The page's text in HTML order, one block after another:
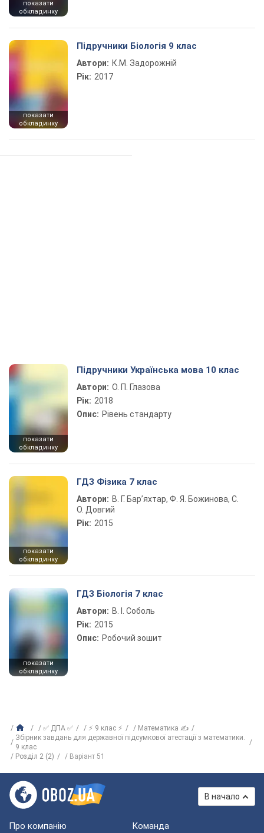
показати
обкладинку
показати
обкладинку
Підручники Біологія 9 клас
Автори: К.М. Задорожній
Рік: 2017
показати
обкладинку
Підручники Українська мова 10 клас
Автори: О. П. Глазова
Рік: 2018
Опис: Рівень стандарту
показати
обкладинку
ГДЗ Фізика 7 клас
Автори: В. Г. Бар’яхтар, Ф. Я. Божинова, С.
О. Довгий
Рік: 2015
показати
обкладинку
ГДЗ Біологія 7 клас
Автори: В. І. Соболь
Рік: 2015
Опис: Робочий зошит
✅ ДПА ✅ ⚡ 9 клас ⚡
Математика ✍
Збірник завдань для державної підсумкової атестації з математики.
9 клас
Розділ 2 (2)
Варіант 51
В начало
Про компанію Команда